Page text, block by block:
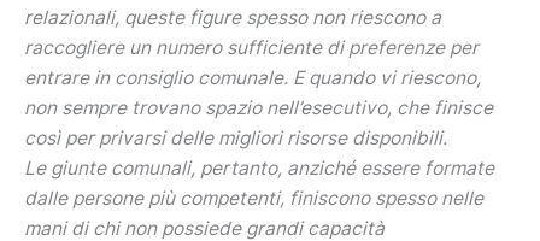
relazionali, queste figure spesso non riescono a
raccogliere un numero sufficiente di preferenze per
entrare in consiglio comunale. E quando vi riescono,
non sempre trovano spazio nell’esecutivo, che finisce
così per privarsi delle migliori risorse disponibili.
Le giunte comunali, pertanto, anziché essere formate
dalle persone più competenti, finiscono spesso nelle
mani di chi non possiede grandi capacità